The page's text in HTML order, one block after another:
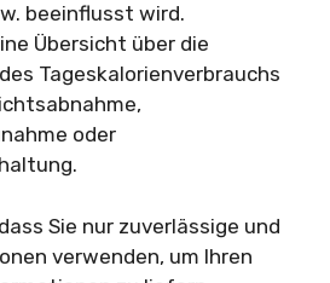
beeinflusst wird.
Übersicht über die
Tageskalorienverbrauchs
oder
Sie nur zuverlässige und
verwenden, um Ihren